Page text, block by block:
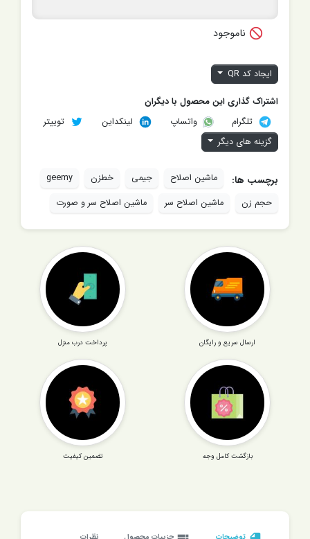
 ناموجود
ایجاد کد QR
اشتراک گذاری این محصول با دیگران
تلگرام
واتساپ لینکداین
توییتر
گزینه های دیگر
برچسب ها: ماشین اصلاح جیمی خطزن
geemy
حجم زن
ماشین اصلاح سر ماشین اصلاح سر و صورت
ارسال سریع و رایگان پرداخت درب منزل
بازگشت کامل وجه تضمین کیفیت
توضیحات جزییات محصول نظرات